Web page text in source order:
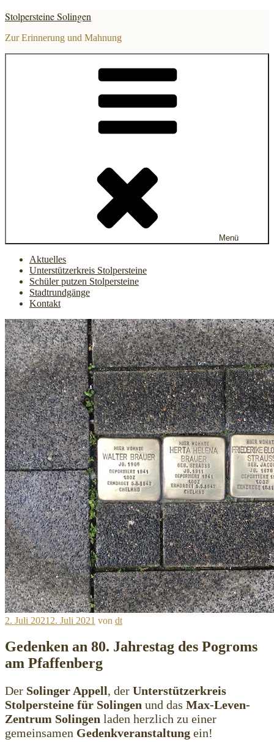
Zum
Inhalt
springen
Stolpersteine Solingen
Zur Erinnerung und Mahnung
Menü
Aktuelles
Unterstützerkreis Stolpersteine
Schüler putzen Stolpersteine
Stadtrundgänge
Kontakt
Veröffentlicht
2. Juli 2021 2. Juli 2021 von dt
Gedenken an 80. Jahrestag des Pogroms
am Pfaffenberg
Der Solinger Appell, der Unterstützerkreis
Stolpersteine für Solingen und das Max-Leven-
Zentrum Solingen laden herzlich zu einer
gemeinsamen Gedenkveranstaltung ein!